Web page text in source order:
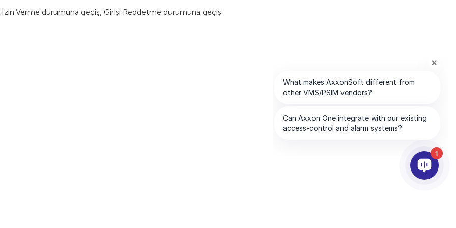
İzin Verme durumuna geçiş, Girişi Reddetme durumuna geçiş
1